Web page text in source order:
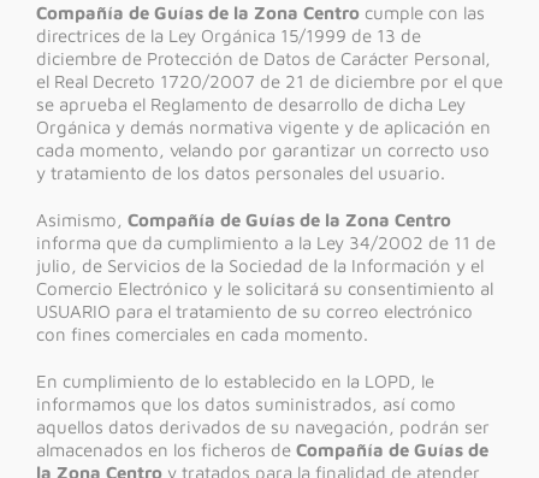
Compañía de Guías de la Zona Centrocumple con las
directrices de la Ley Orgánica 15/1999 de 13 de
diciembre de Protección de Datos de Carácter Personal,
el Real Decreto 1720/2007 de 21 de diciembre por el que
se aprueba el Reglamento de desarrollo de dicha Ley
Orgánica y demás normativa vigente y de aplicación en
cada momento, velando por garantizar un correcto uso
y tratamiento de los datos personales del usuario.
Asimismo, Compañía de Guías de la Zona Centro
informa que da cumplimiento a la Ley 34/2002 de 11 de
julio, de Servicios de la Sociedad de la Información y el
Comercio Electrónico y le solicitará su consentimiento al
USUARIO para el tratamiento de su correo electrónico
con fines comerciales en cada momento.
En cumplimiento de lo establecido en la LOPD, le
informamos que los datos suministrados, así como
aquellos datos derivados de su navegación, podrán ser
almacenados en los ficheros de Compañía de Guías de
la Zona Centroy tratados para la finalidad de atender